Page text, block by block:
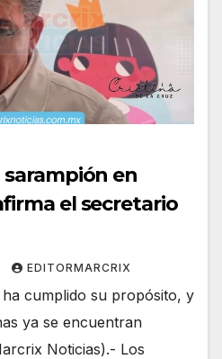
sarampión en
el secretario
EDITORMARCRIX
cumplido su propósito, y
ya se encuentran
Noticias).- Los